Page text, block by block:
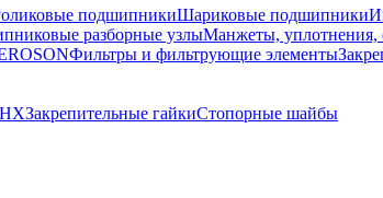
подшипникиШариковые подшипники
разборные узлыМанжеты, уплотнения,
Фильтры и фильтрующие элементы
Закрепительные гайкиСтопорные шайбы